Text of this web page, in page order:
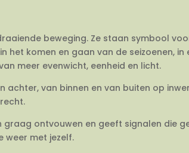
beweging. Ze staan symbool
het komen en gaan van de seizoenen, in
meer evenwicht, eenheid en licht.
van binnen en van buiten op
ontvouwen en geeft signalen die
weer met jezelf.